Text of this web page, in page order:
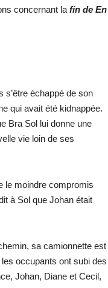
concernant la fin de En
s’être échappé de son
qui avait été kidnappée.
Bra Sol lui donne une
vie loin de ses
le moindre compromis
à Sol que Johan était
sa camionnette est
occupants ont subi des
Johan, Diane et Cecil,